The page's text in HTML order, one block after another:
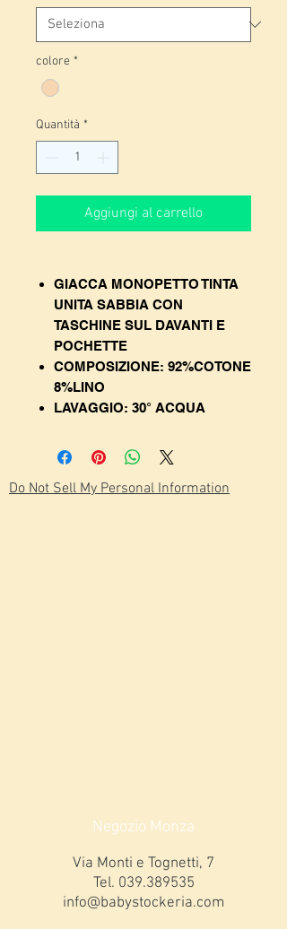
colore *
Quantità *
Aggiungi al carrello
GIACCA MONOPETTO TINTA
UNITA SABBIA CON
TASCHINE SUL DAVANTI E
POCHETTE
COMPOSIZIONE: 92%COTONE
8%LINO
LAVAGGIO: 30° ACQUA
Do Not Sell My Personal Information
Negozio Monza
Via Monti e Tognetti, 7
Tel. 039.389535
info@babystockeria.com